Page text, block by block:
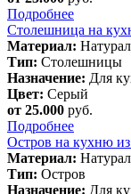
Подробнее
Столешница на
Материал:
Тип: Столешницы
Назначение: Для
Цвет: Серый
от 25.000 руб.
Подробнее
Остров на кухню
Материал:
Тип: Остров
Назначение: Для